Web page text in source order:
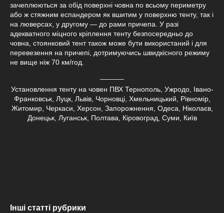
зачеплюються за обід поверхні човна по всьому периметру
або ж стяжним еспандером як вшитим у поверхню тенту, так і
на люверсах, у другому — до рами причепа. У разі
адекватного міцного кріплення тенту безпосередньо до
човна, стоянковий тент також може бути використаний і для
перевезення на причепі, дотримуючись швидкісного режиму
не вище ніж 70 км/год.
Установлення тенту на човен ПВХ Тернополь, Ужродо, Івано-
Франковськ, Луцк, Львів, Чорновці, Хмельницький, Рівномір,
Житомир, Черкаси, Херсон, Запорожнення, Одеса, Ніколаєв,
Донецьк, Луганськ, Полтава, Кіровоград, Суми, Київ
Інші статті рубрики